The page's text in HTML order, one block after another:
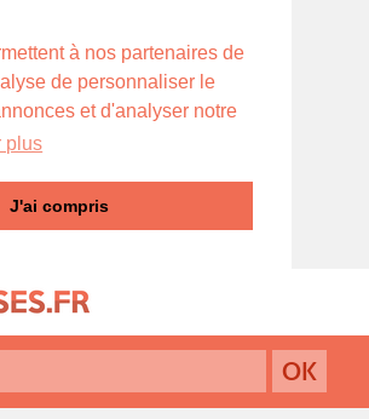
à nos partenaires de
de personnaliser le
et d'analyser notre
plus
J'ai compris